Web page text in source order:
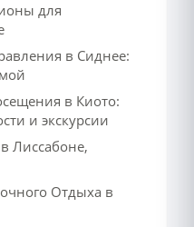
для
в Сиднее:
в Киото:
и экскурсии
Лиссабоне,
Отдыха в